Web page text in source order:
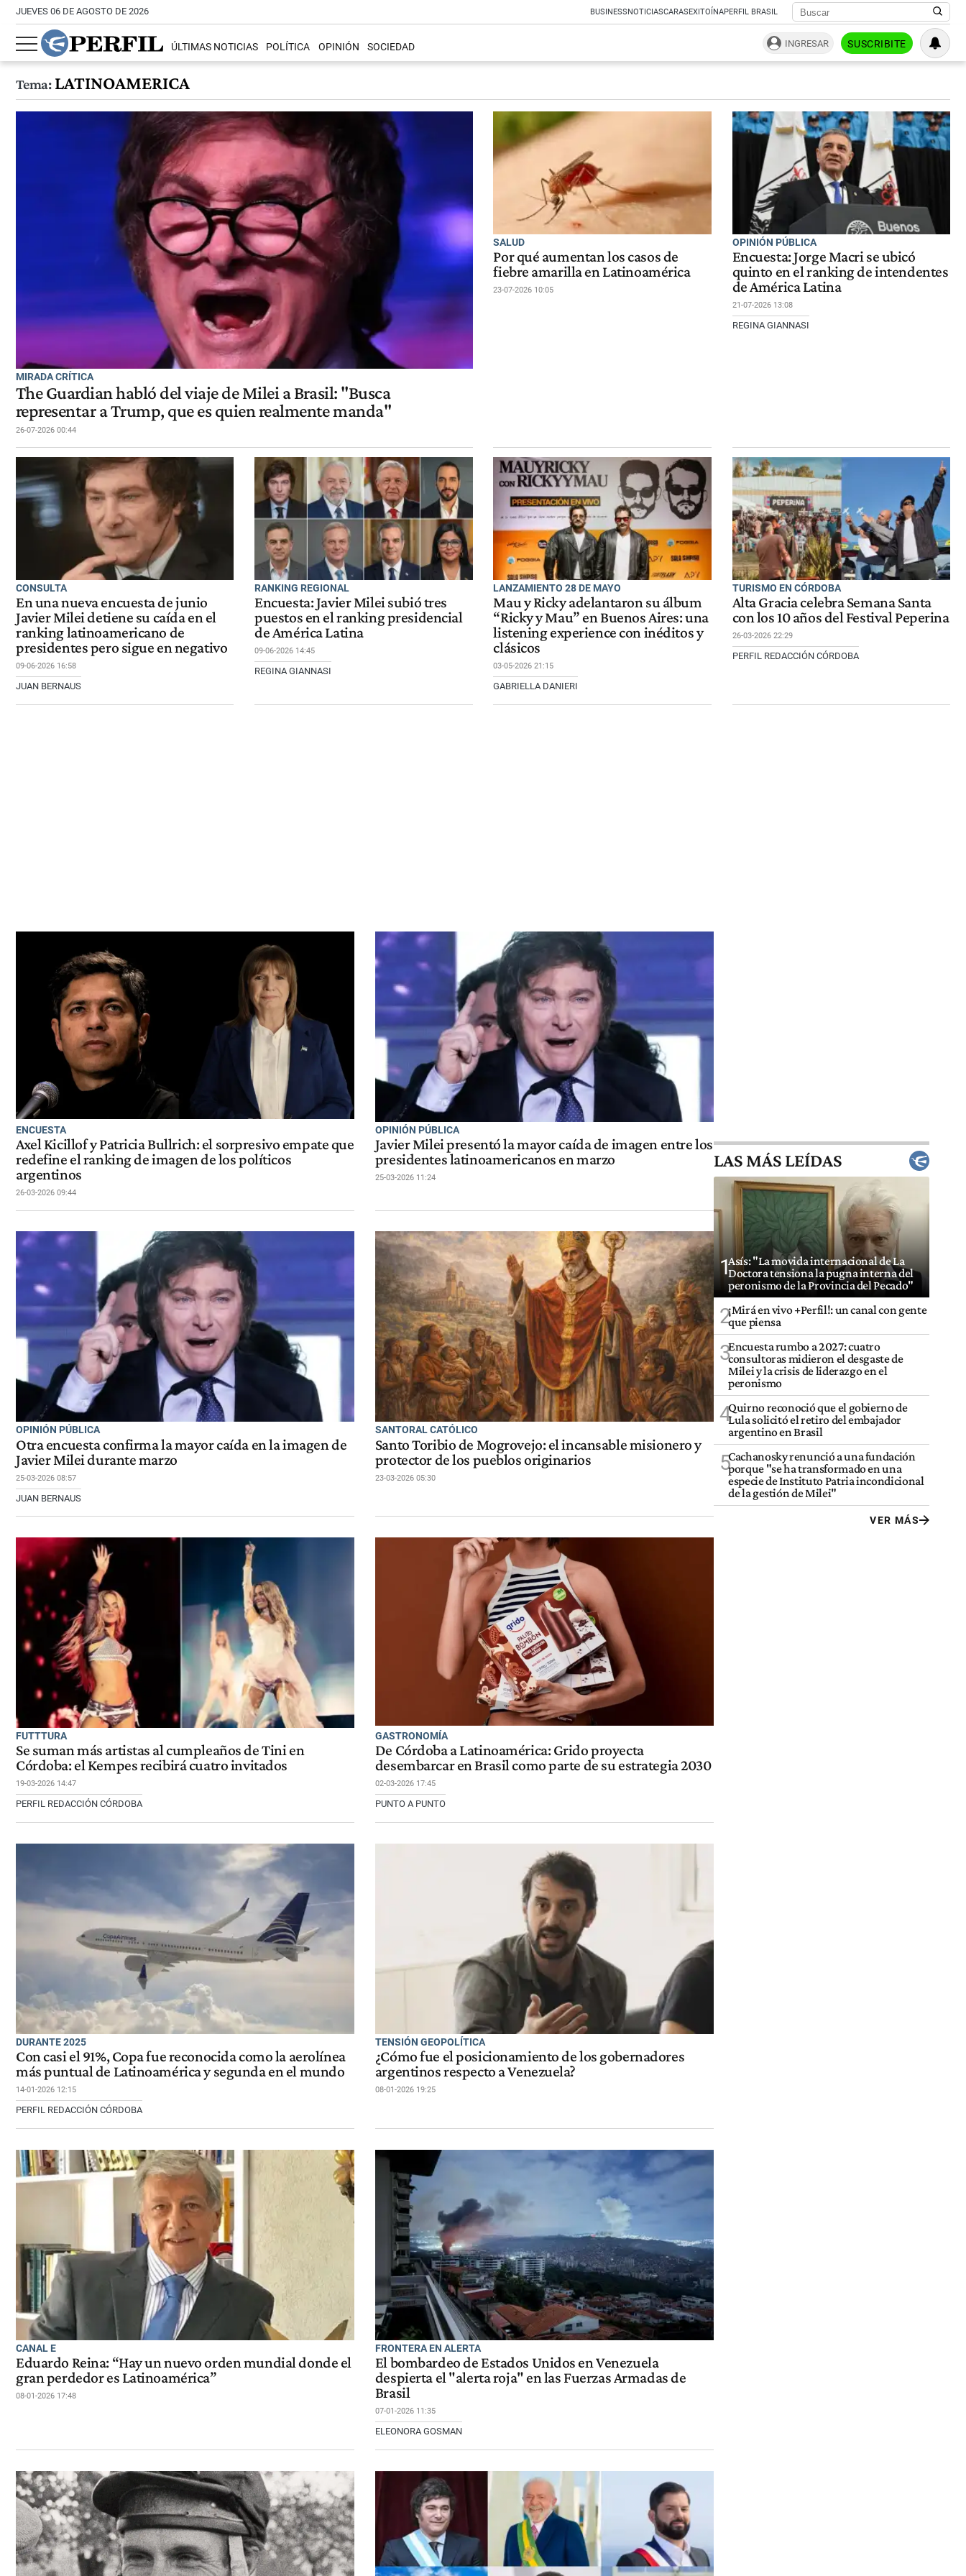
JUEVES 06 DE AGOSTO DE 2026 BUSINESSNOTICIASCARASEXITOÍNAPERFIL BRASIL
ÚLTIMAS NOTICIAS POLÍTICA OPINIÓN SOCIEDAD INGRESAR SUSCRIBITE
Tema:LATINOAMERICA
MIRADA CRÍTICA
The Guardian habló del viaje de Milei a Brasil: "Busca
representar a Trump, que es quien realmente manda"
26-07-2026 00:44
SALUD
Por qué aumentan los casos de
fiebre amarilla en Latinoamérica
23-07-2026 10:05
OPINIÓN PÚBLICA
Encuesta: Jorge Macri se ubicó
quinto en el ranking de intendentes
de América Latina
21-07-2026 13:08
REGINA GIANNASI
CONSULTA
En una nueva encuesta de junio
Javier Milei detiene su caída en el
ranking latinoamericano de
presidentes pero sigue en negativo
09-06-2026 16:58
JUAN BERNAUS
RANKING REGIONAL
Encuesta: Javier Milei subió tres
puestos en el ranking presidencial
de América Latina
09-06-2026 14:45
REGINA GIANNASI
LANZAMIENTO 28 DE MAYO
Mau y Ricky adelantaron su álbum
“Ricky y Mau” en Buenos Aires: una
listening experience con inéditos y
clásicos
03-05-2026 21:15
GABRIELLA DANIERI
TURISMO EN CÓRDOBA
Alta Gracia celebra Semana Santa
con los 10 años del Festival Peperina
26-03-2026 22:29
PERFIL REDACCIÓN CÓRDOBA
ENCUESTA
Axel Kicillof y Patricia Bullrich: el sorpresivo empate que
redefine el ranking de imagen de los políticos
argentinos
26-03-2026 09:44
OPINIÓN PÚBLICA
Javier Milei presentó la mayor caída de imagen entre los
presidentes latinoamericanos en marzo
25-03-2026 11:24
OPINIÓN PÚBLICA
Otra encuesta confirma la mayor caída en la imagen de
Javier Milei durante marzo
25-03-2026 08:57
JUAN BERNAUS
SANTORAL CATÓLICO
Santo Toribio de Mogrovejo: el incansable misionero y
protector de los pueblos originarios
23-03-2026 05:30
FUTTTURA
Se suman más artistas al cumpleaños de Tini en
Córdoba: el Kempes recibirá cuatro invitados
19-03-2026 14:47
PERFIL REDACCIÓN CÓRDOBA
GASTRONOMÍA
De Córdoba a Latinoamérica: Grido proyecta
desembarcar en Brasil como parte de su estrategia 2030
02-03-2026 17:45
PUNTO A PUNTO
DURANTE 2025
Con casi el 91%, Copa fue reconocida como la aerolínea
más puntual de Latinoamérica y segunda en el mundo
14-01-2026 12:15
PERFIL REDACCIÓN CÓRDOBA
TENSIÓN GEOPOLÍTICA
¿Cómo fue el posicionamiento de los gobernadores
argentinos respecto a Venezuela?
08-01-2026 19:25
CANAL E
Eduardo Reina: “Hay un nuevo orden mundial donde el
gran perdedor es Latinoamérica”
08-01-2026 17:48
FRONTERA EN ALERTA
El bombardeo de Estados Unidos en Venezuela
despierta el "alerta roja" en las Fuerzas Armadas de
Brasil
07-01-2026 11:35
ELEONORA GOSMAN
LAS MÁS LEÍDAS
1Asís: "La movida internacional de La
Doctora tensiona la pugna interna del
peronismo de la Provincia del Pecado"
2¡Mirá en vivo +Perfil!: un canal con gente
que piensa
3Encuesta rumbo a 2027: cuatro
consultoras midieron el desgaste de
Milei y la crisis de liderazgo en el
peronismo
4Quirno reconoció que el gobierno de
Lula solicitó el retiro del embajador
argentino en Brasil
5Cachanosky renunció a una fundación
porque "se ha transformado en una
especie de Instituto Patria incondicional
de la gestión de Milei"
VER MÁS